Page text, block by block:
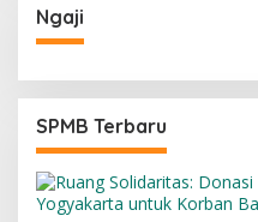
Ngaji
SPMB Terbaru